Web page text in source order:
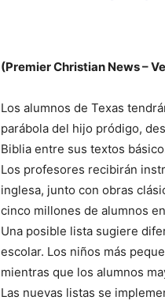
(Premier Christian News –
Los alumnos de Texas
parábola del hijo pródigo,
Biblia entre sus textos
Los profesores recibirán
inglesa, junto con obras
cinco millones de alumnos
Una posible lista sugiere
escolar. Los niños más
mientras que los alumnos
Las nuevas listas se